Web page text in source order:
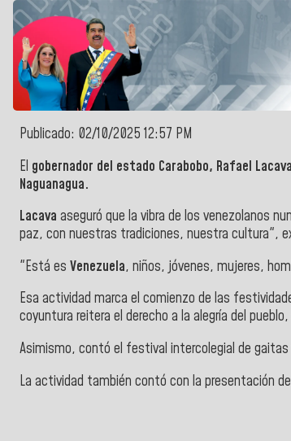
Publicado: 02/10/2025 12:57 PM
El gobernador del estado Carabobo, Rafael Lacava
Naguanagua.
Lacava aseguró que la vibra de los venezolanos
paz, con nuestras tradiciones, nuestra cultura",
"Está es Venezuela, niños, jóvenes, mujeres,
Esa actividad marca el comienzo de las
coyuntura reitera el derecho a la alegría del
Asimismo, contó el festival intercolegial de
La actividad también contó con la presentación